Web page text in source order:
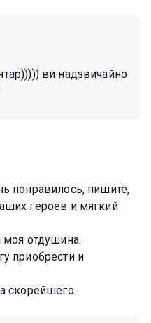
ви надзвичайно
понравилось, пишите,
героев и мягкий
отдушина.
приобрести и
скорейшего..